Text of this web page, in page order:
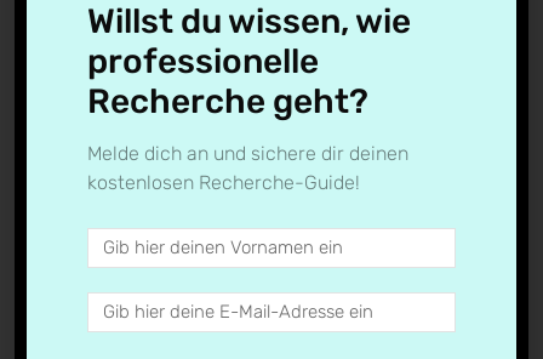
Willst du wissen, wie
professionelle
Recherche geht?
Melde dich an und sichere dir deinen
kostenlosen Recherche-Guide!